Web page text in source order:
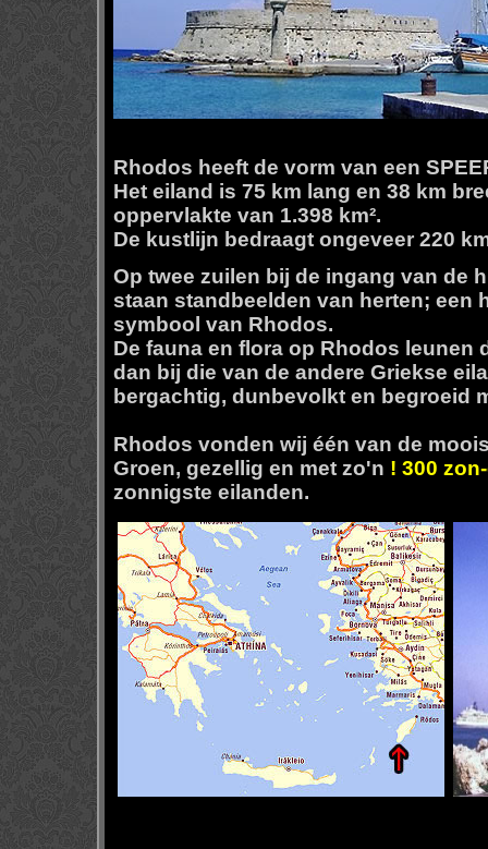
Rhodos heeft de vorm van een
Het eiland is 75 km lang en 38 km
oppervlakte van 1.398 km².
De kustlijn bedraagt ongeveer 220
Op twee zuilen bij de ingang van de
staan standbeelden van herten; een
symbool van Rhodos.
De fauna en flora op Rhodos leunen
dan bij die van de andere Griekse
bergachtig, dunbevolkt en begroeid
Rhodos vonden wij één van de
Groen, gezellig en met zo'n ! 300
zonnigste eilanden.